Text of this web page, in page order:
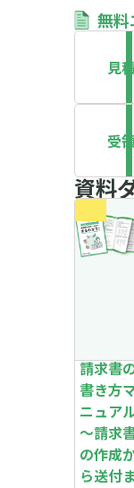
無料
見
受
資料
請求書
書き方
ニュア
～請求
の作成
ら送付